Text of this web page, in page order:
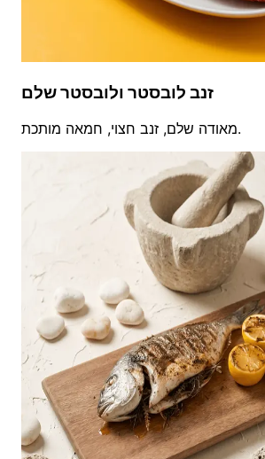
זנב לובסטר ולובסטר שלם
מאודה שלם, זנב חצוי, חמאה מותכת.